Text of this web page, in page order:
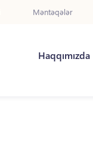
Məntəqələr
Haqqımızda